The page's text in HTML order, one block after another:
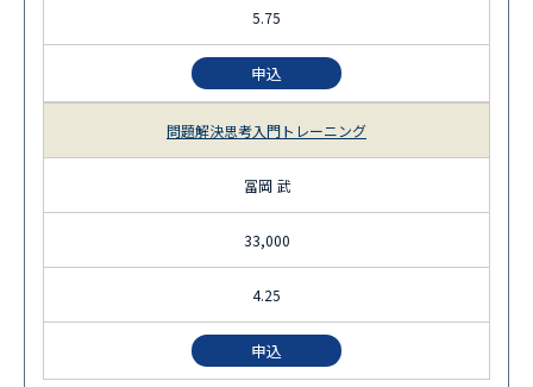
5.75
申込
問題解決思考入門トレーニング
冨岡 武
33,000
4.25
申込